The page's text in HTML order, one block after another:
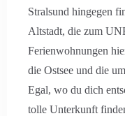
Stralsund hingegen
Altstadt, die zum
Ferienwohnungen
die Ostsee und die
Egal, wo du dich
tolle Unterkunft